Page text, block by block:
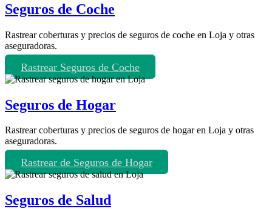
Seguros de Coche
Rastrear coberturas y precios de seguros de coche en Loja y otras
aseguradoras.
Rastrear Seguros de Coche
Seguros de Hogar
Rastrear coberturas y precios de seguros de hogar en Loja y otras
aseguradoras.
Rastrear de Seguros de Hogar
Seguros de Salud